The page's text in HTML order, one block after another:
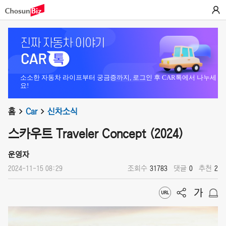
소소한 자동차 라이프부터 궁금증까지, 로그인 후 CAR톡에서 나누세
요!
홈 Car 신차소식
스카우트 Traveler Concept (2024)
운영자
2024-11-15 08:29 조회수 31783 댓글 0 추천 2